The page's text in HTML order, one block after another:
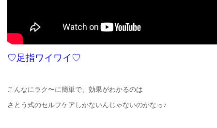
♡足指ワイワイ♡
こんなにラク〜に簡単で、効果がわかるのは
さとう式のセルフケアしかないんじゃないのかなっ♪